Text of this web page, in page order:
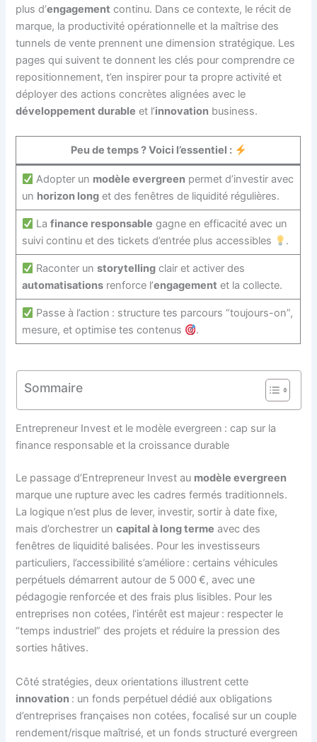
plus d’engagement continu. Dans ce contexte, le récit de
marque, la productivité opérationnelle et la maîtrise des
tunnels de vente prennent une dimension stratégique. Les
pages qui suivent te donnent les clés pour comprendre ce
repositionnement, t’en inspirer pour ta propre activité et
déployer des actions concrètes alignées avec le
développement durable et l’innovation business.
Peu de temps ? Voici l’essentiel :
Adopter un modèle evergreen permet d’investir avec
un horizon longet des fenêtres de liquidité régulières.
Lafinance responsable gagne en efficacité avec un
suivi continu et des tickets d’entrée plus accessibles
.
Raconter unstorytelling clair et activer des
automatisationsrenforce l’engagement et la collecte.
Passe à l’action : structure tes parcours “toujours-on”,
mesure, et optimise tes contenus
.
Sommaire
Entrepreneur Invest et le modèle evergreen : cap sur la
finance responsable et la croissance durable
Le passage d’Entrepreneur Invest au modèle evergreen
marque une rupture avec les cadres fermés traditionnels.
La logique n’est plus de lever, investir, sortir à date fixe,
mais d’orchestrer uncapital à long terme avec des
fenêtres de liquidité balisées. Pour les investisseurs
particuliers, l’accessibilité s’améliore : certains véhicules
perpétuels démarrent autour de 5 000 €, avec une
pédagogie renforcée et des frais plus lisibles. Pour les
entreprises non cotées, l’intérêt est majeur : respecter le
“temps industriel” des projets et réduire la pression des
sorties hâtives.
Côté stratégies, deux orientations illustrent cette
innovation : un fonds perpétuel dédié aux obligations
d’entreprises françaises non cotées, focalisé sur un couple
rendement/risque maîtrisé, et un fonds structuré evergreen